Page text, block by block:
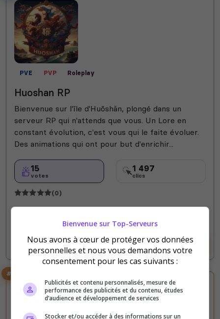
PVE PVP Roleplay
Huoshan RP
Bienvenue sur l'île d'Huǒshān, plongé dans un
serveur RP qui n'attends que vous. Un Lore en
constant évolution, c'est vous qui le faite évoluer.
Des animations qui ont pour but d'enrichir...
15
votes
1 497
clics
(0)
Voir le serveur Voter
#3
Bienvenue sur Top-Serveurs
Nous avons à cœur de protéger vos données
personnelles et nous vous demandons votre
consentement pour les cas suivants :
Publicités et contenu personnalisés, mesure de
performance des publicités et du contenu, études
d’audience et développement de services
Stocker et/ou accéder à des informations sur un